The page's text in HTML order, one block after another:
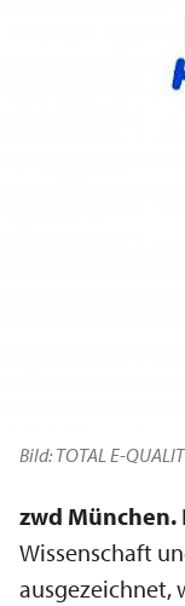
Bild: TOTAL E-
zwd München.
Wissenschaft
ausgezeichnet,